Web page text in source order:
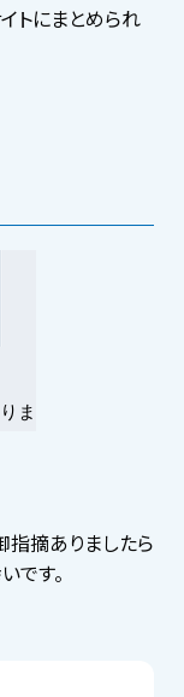
トにまとめられ
指摘ありましたら
です。